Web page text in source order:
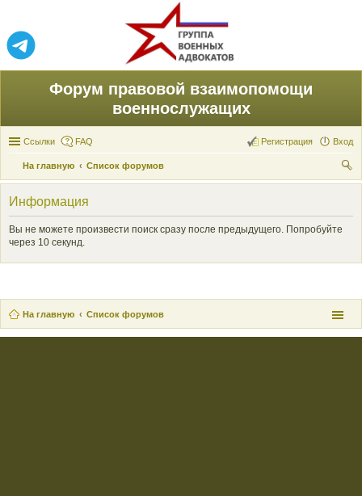
Форум правовой взаимопомощи
военнослужащих
Ссылки FAQ Вход
Регистрация
На главную
Список форумов
ои
Информация
Вы не можете произвести поиск сразу после предыдущего. Попробуйте
через 10 секунд.
На главную Список форумов